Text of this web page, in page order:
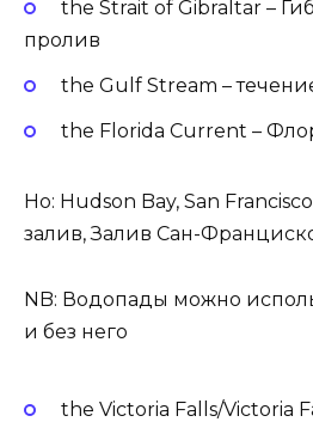
the Strait of Gibraltar –
пролив
the Gulf Stream –
the Florida Current –
Но: Hudson Bay, San
залив, Залив Сан-
NB: Водопады можно
и без него
the Victoria Falls/Victoria